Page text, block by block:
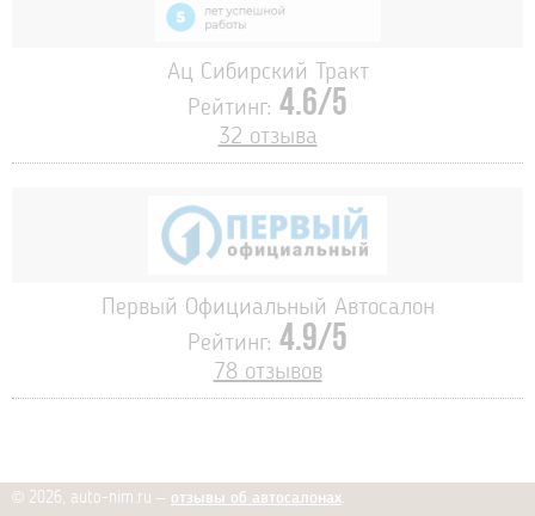
Ац Сибирский Тракт
Рейтинг: 4.6/5
32 отзыва
Первый Официальный Автосалон
Рейтинг: 4.9/5
78 отзывов
© 2026, auto-nim.ru – отзывы об автосалонах.